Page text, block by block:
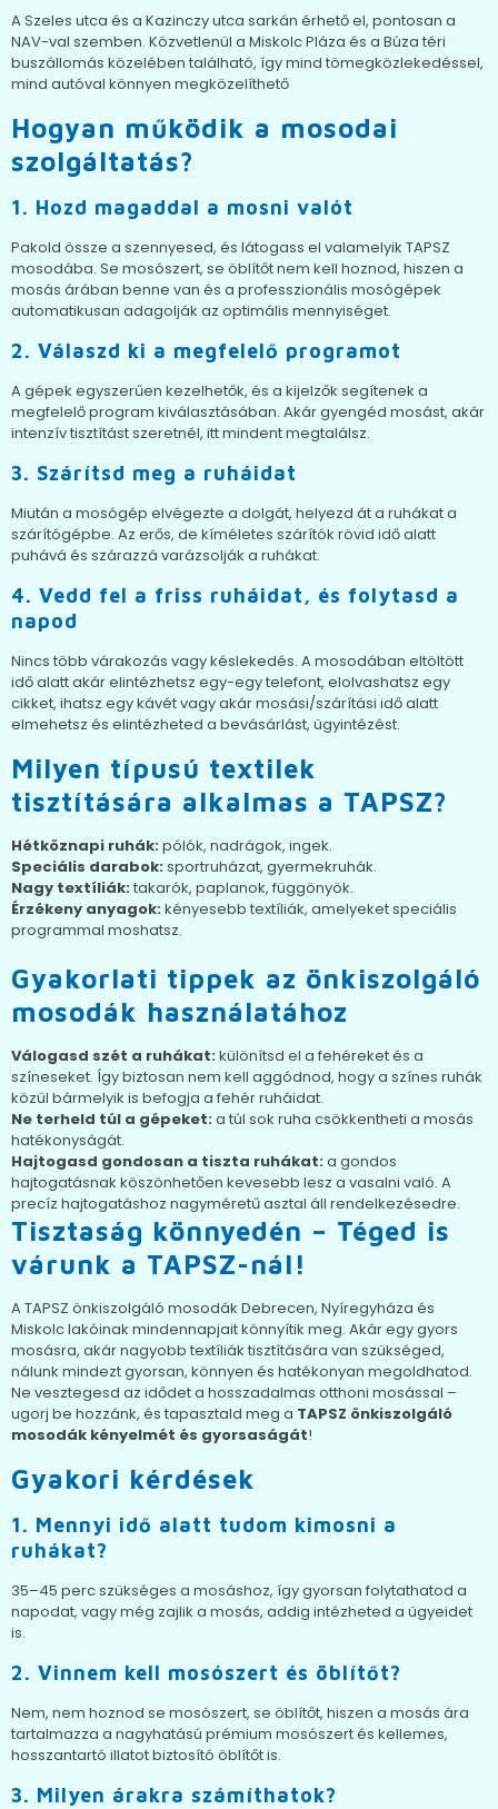
A Szeles utca és a Kazinczy utca sarkán érhető el, pontosan a
NAV-val szemben. Közvetlenül a Miskolc Pláza és a Búza téri
buszállomás közelében található, így mind tömegközlekedéssel,
mind autóval könnyen megközelíthető
Hogyan működik a mosodai
szolgáltatás?
1. Hozd magaddal a mosni valót
Pakold össze a szennyesed, és látogass el valamelyik TAPSZ
mosodába. Se mosószert, se öblítőt nem kell hoznod, hiszen a
mosás árában benne van és a professzionális mosógépek
automatikusan adagolják az optimális mennyiséget.
2. Válaszd ki a megfelelő programot
A gépek egyszerűen kezelhetők, és a kijelzők segítenek a
megfelelő program kiválasztásában. Akár gyengéd mosást, akár
intenzív tisztítást szeretnél, itt mindent megtalálsz.
3. Szárítsd meg a ruháidat
Miután a mosógép elvégezte a dolgát, helyezd át a ruhákat a
szárítógépbe. Az erős, de kíméletes szárítók rövid idő alatt
puhává és szárazzá varázsolják a ruhákat.
4. Vedd fel a friss ruháidat, és folytasd a
napod
Nincs több várakozás vagy késlekedés. A mosodában eltöltött
idő alatt akár elintézhetsz egy-egy telefont, elolvashatsz egy
cikket, ihatsz egy kávét vagy akár mosási/szárítási idő alatt
elmehetsz és elintézheted a bevásárlást, ügyintézést.
Milyen típusú textilek
tisztítására alkalmas a TAPSZ?
Hétköznapi ruhák: pólók, nadrágok, ingek.
Speciális darabok: sportruházat, gyermekruhák.
Nagy textíliák: takarók, paplanok, függönyök.
Érzékeny anyagok: kényesebb textíliák, amelyeket speciális
programmal moshatsz.
Gyakorlati tippek az önkiszolgáló
mosodák használatához
Válogasd szét a ruhákat: különítsd el a fehéreket és a
színeseket. Így biztosan nem kell aggódnod, hogy a színes ruhák
közül bármelyik is befogja a fehér ruháidat.
Ne terheld túl a gépeket: a túl sok ruha csökkentheti a mosás
hatékonyságát.
Hajtogasd gondosan a tiszta ruhákat: a gondos
hajtogatásnak köszönhetően kevesebb lesz a vasalni való. A
precíz hajtogatáshoz nagyméretű asztal áll rendelkezésedre.
Tisztaság könnyedén – Téged is
várunk a TAPSZ-nál!
A TAPSZ önkiszolgáló mosodák Debrecen, Nyíregyháza és
Miskolc lakóinak mindennapjait könnyítik meg. Akár egy gyors
mosásra, akár nagyobb textíliák tisztítására van szükséged,
nálunk mindezt gyorsan, könnyen és hatékonyan megoldhatod.
Ne vesztegesd az idődet a hosszadalmas otthoni mosással –
ugorj be hozzánk, és tapasztald meg a TAPSZ önkiszolgáló
mosodák kényelmét és gyorsaságát!
Gyakori kérdések
1. Mennyi idő alatt tudom kimosni a
ruhákat?
35–45 perc szükséges a mosáshoz, így gyorsan folytathatod a
napodat, vagy még zajlik a mosás, addig intézheted a ügyeidet
is.
2. Vinnem kell mosószert és öblítőt?
Nem, nem hoznod se mosószert, se öblítőt, hiszen a mosás ára
tartalmazza a nagyhatású prémium mosószert és kellemes,
hosszantartó illatot biztosító öblítőt is.
3. Milyen árakra számíthatok?